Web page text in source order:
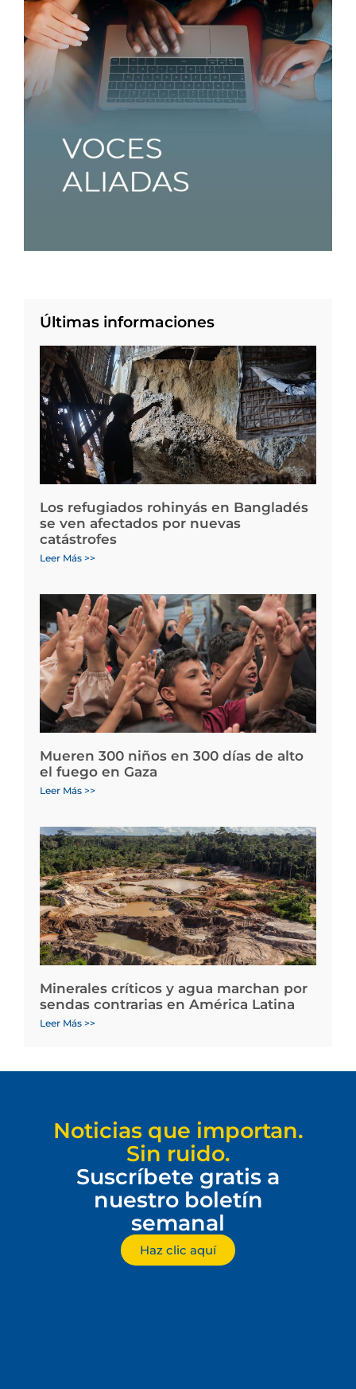
Últimas informaciones
Los refugiados rohinyás en Bangladés
se ven afectados por nuevas
catástrofes
Leer Más >>
Mueren 300 niños en 300 días de alto
el fuego en Gaza
Leer Más >>
Minerales críticos y agua marchan por
sendas contrarias en América Latina
Leer Más >>
Noticias que importan.
Sin ruido.
Suscríbete gratis a
nuestro boletín
semanal
Haz clic aquí